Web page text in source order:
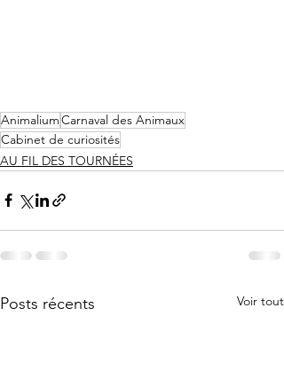
AnimaliumCarnaval des Animaux
Cabinet de curiosités
AU FIL DES TOURNÉES
Posts récents Voir tout